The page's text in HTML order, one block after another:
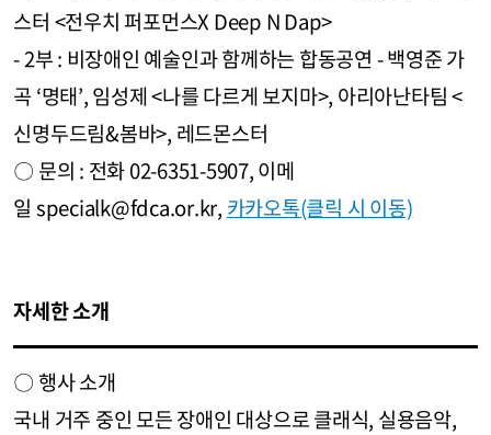
스터 <전우치 퍼포먼스X Deep N Dap>
- 2부 : 비장애인 예술인과 함께하는 합동공연 - 백영준 가
곡 ‘명태’, 임성제 <나를 다르게 보지마>, 아리아난타팀 <
신명두드림&봄바>, 레드몬스터
〇 문의 : 전화 02-6351-5907, 이메
일 specialk@fdca.or.kr, 카카오톡(클릭 시 이동)
자세한 소개
〇 행사 소개
국내 거주 중인 모든 장애인 대상으로 클래식, 실용음악,